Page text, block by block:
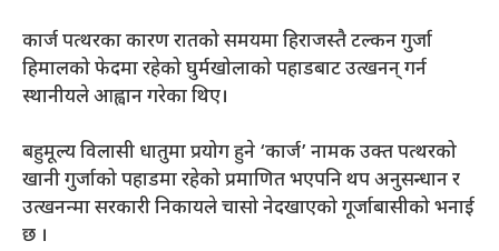
कार्ज पत्थरका कारण रातको समयमा हिराजस्तै टल्कन गुर्जा
हिमालको फेदमा रहेको घुर्मखोलाको पहाडबाट उत्खनन् गर्न
स्थानीयले आह्वान गरेका थिए।
बहुमूल्य विलासी धातुमा प्रयोग हुने ‘कार्ज’ नामक उक्त पत्थरको
खानी गुर्जाको पहाडमा रहेको प्रमाणित भएपनि थप अनुसन्धान र
उत्खनन्मा सरकारी निकायले चासो नेदखाएको गूर्जाबासीको भनाई
छ ।